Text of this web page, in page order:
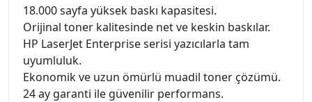
18.000 sayfa yüksek baskı kapasitesi.
Orijinal toner kalitesinde net ve keskin baskılar.
HP LaserJet Enterprise serisi yazıcılarla tam
uyumluluk.
Ekonomik ve uzun ömürlü muadil toner çözümü.
24 ay garanti ile güvenilir performans.